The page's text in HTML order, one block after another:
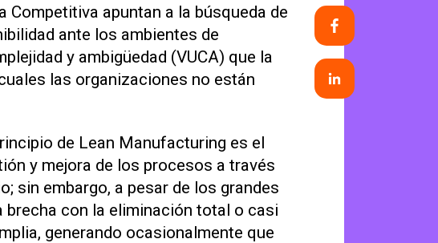
Competitiva apuntan a la búsqueda de
ante los ambientes de
y ambigüedad (VUCA) que la
las organizaciones no están
de Lean Manufacturing es el
y mejora de los procesos a través
sin embargo, a pesar de los grandes
brecha con la eliminación total o casi
generando ocasionalmente que